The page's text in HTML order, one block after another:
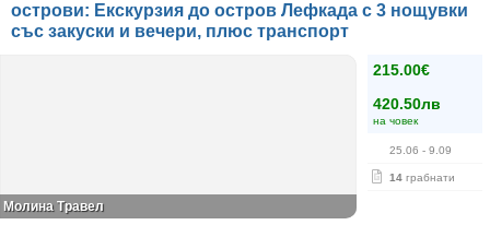
острови: Екскурзия до остров Лефкада с 3 нощувки
със закуски и вечери, плюс транспорт
215.00€
420.50лв
на човек
25.06 - 9.09
14 грабнати
Молина Травел